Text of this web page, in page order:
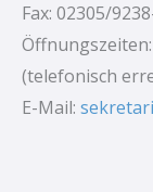
Fax: 02305/
Öffnungszeiten:
(telefonisch
E-Mail: